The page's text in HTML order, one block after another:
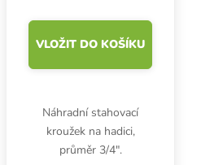
VLOŽIT DO KOŠÍKU
Náhradní stahovací
kroužek na hadici,
průměr 3/4″.